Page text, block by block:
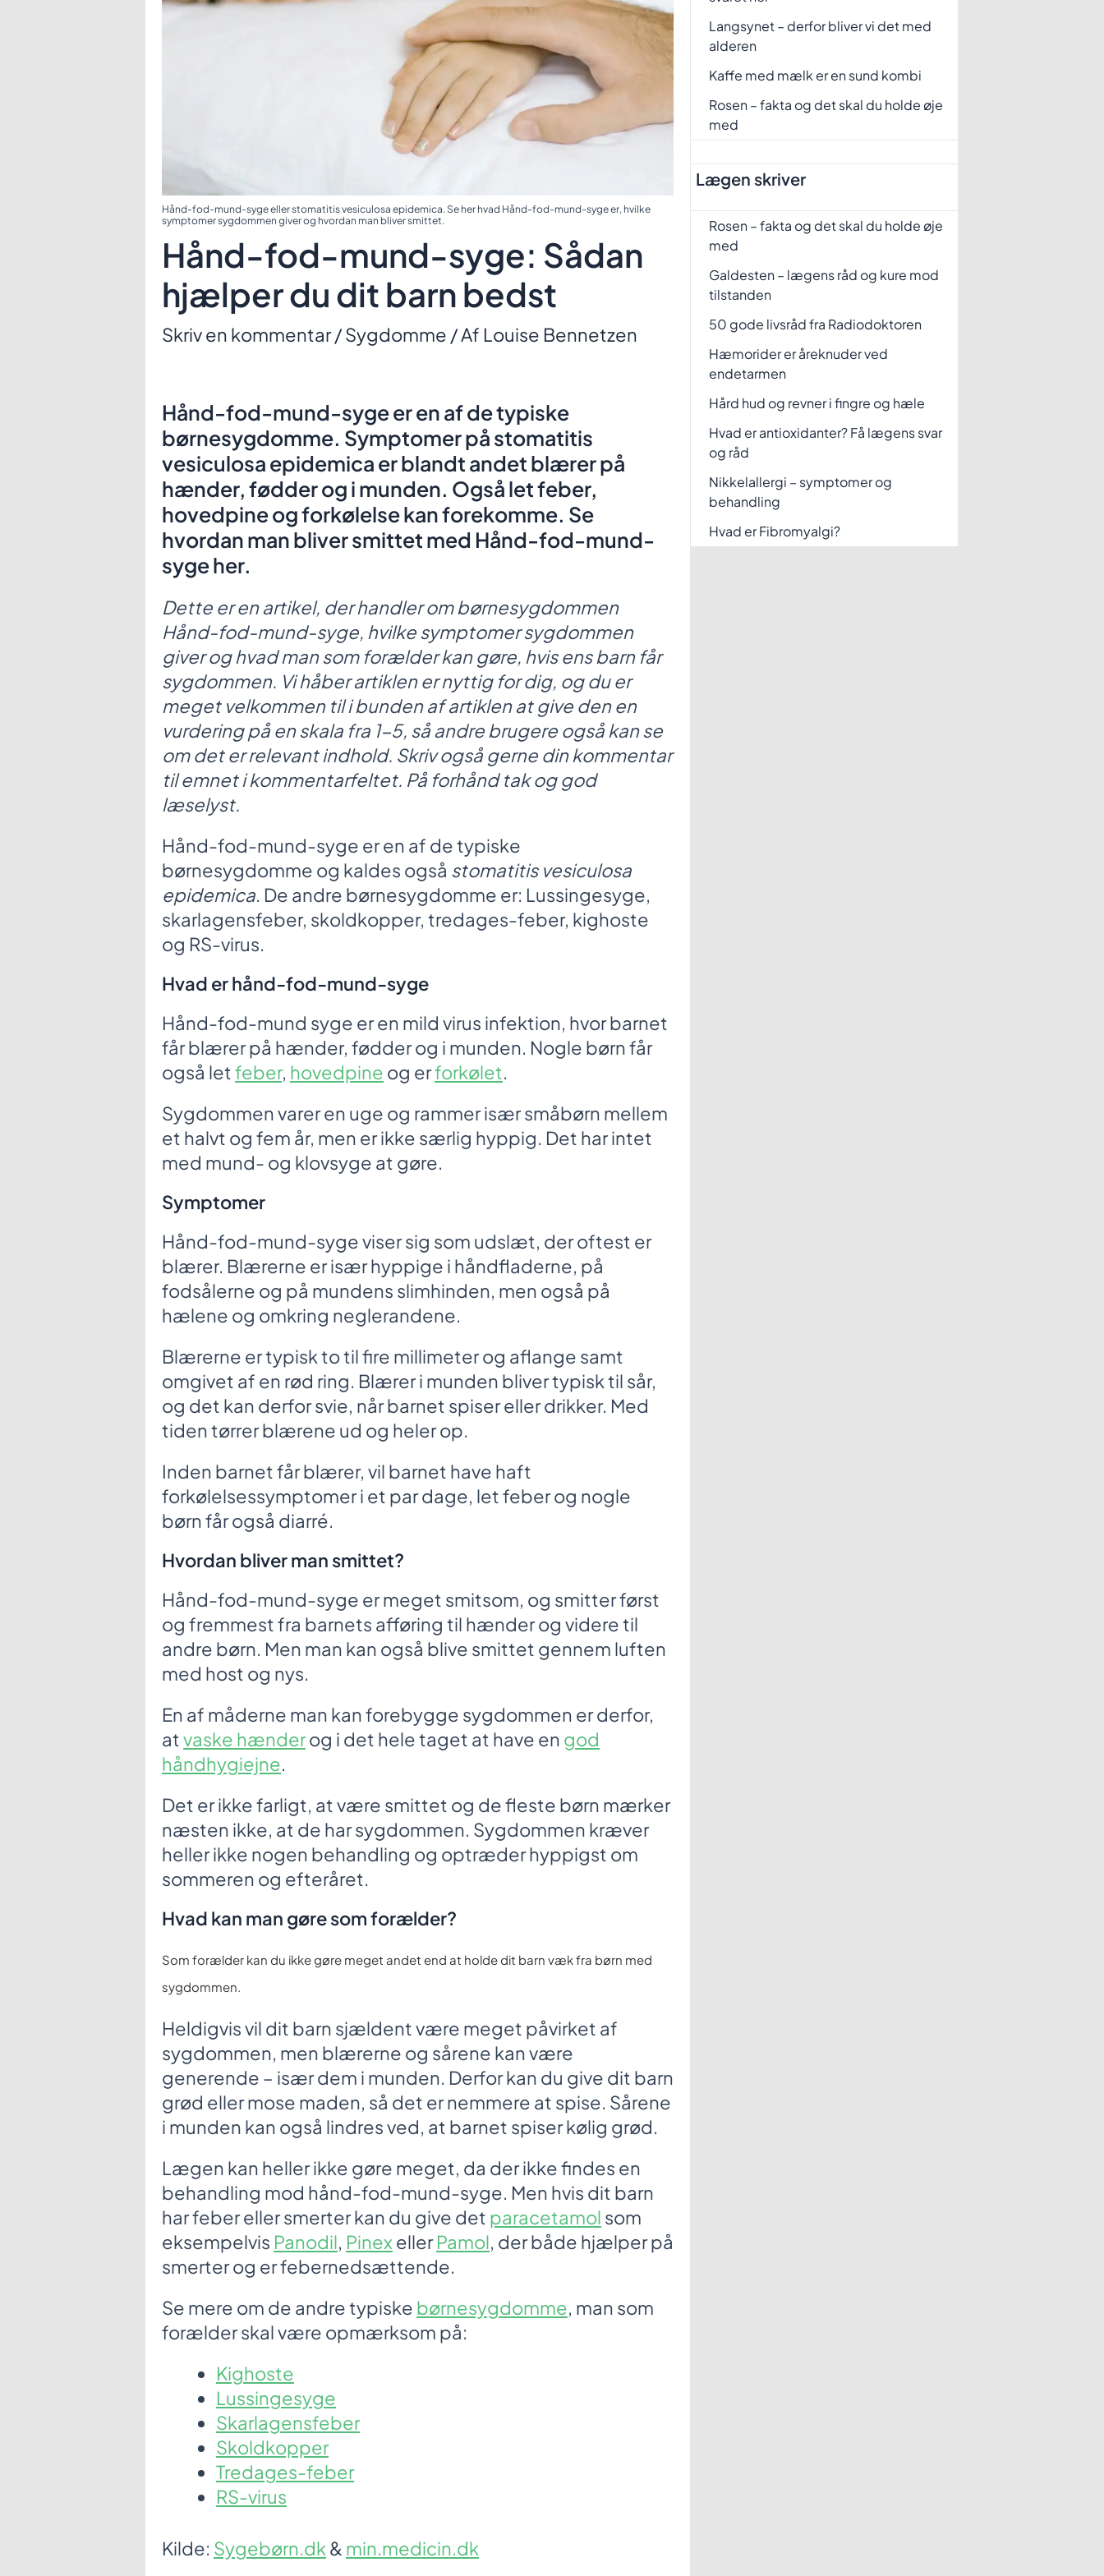
Hånd-fod-mund-syge eller stomatitis vesiculosa epidemica. Se her hvad Hånd-fod-mund-syge er, hvilke
symptomer sygdommen giver og hvordan man bliver smittet.
Hånd-fod-mund-syge: Sådan
hjælper du dit barn bedst
Skriv en kommentar/Sygdomme / Af Louise Bennetzen
Hånd-fod-mund-syge er en af de typiske
børnesygdomme. Symptomer på stomatitis
vesiculosa epidemica er blandt andet blærer på
hænder, fødder og i munden. Også let feber,
hovedpine og forkølelse kan forekomme. Se
hvordan man bliver smittet med Hånd-fod-mund-
syge her.
Dette er en artikel, der handler om børnesygdommen
Hånd-fod-mund-syge, hvilke symptomer sygdommen
giver og hvad man som forælder kan gøre, hvis ens barn får
sygdommen. Vi håber artiklen er nyttig for dig, og du er
meget velkommen til i bunden af artiklen at give den en
vurdering på en skala fra 1-5, så andre brugere også kan se
om det er relevant indhold. Skriv også gerne din kommentar
til emnet i kommentarfeltet. På forhånd tak og god
læselyst.
Hånd-fod-mund-syge er en af de typiske
børnesygdomme og kaldes også stomatitis vesiculosa
epidemica. De andre børnesygdomme er: Lussingesyge,
skarlagensfeber, skoldkopper, tredages-feber, kighoste
og RS-virus.
Hvad er hånd-fod-mund-syge
Hånd-fod-mund syge er en mild virus infektion, hvor barnet
får blærer på hænder, fødder og i munden. Nogle børn får
også letfeber, hovedpine og erforkølet.
Sygdommen varer en uge og rammer især småbørn mellem
et halvt og fem år, men er ikke særlig hyppig. Det har intet
med mund- og klovsyge at gøre.
Symptomer
Hånd-fod-mund-syge viser sig som udslæt, der oftest er
blærer. Blærerne er især hyppige i håndfladerne, på
fodsålerne og på mundens slimhinden, men også på
hælene og omkring neglerandene.
Blærerne er typisk to til fire millimeter og aflange samt
omgivet af en rød ring. Blærer i munden bliver typisk til sår,
og det kan derfor svie, når barnet spiser eller drikker. Med
tiden tørrer blærene ud og heler op.
Inden barnet får blærer, vil barnet have haft
forkølelsessymptomer i et par dage, let feber og nogle
børn får også diarré.
Hvordan bliver man smittet?
Hånd-fod-mund-syge er meget smitsom, og smitter først
og fremmest fra barnets afføring til hænder og videre til
andre børn. Men man kan også blive smittet gennem luften
med host og nys.
En af måderne man kan forebygge sygdommen er derfor,
atvaske hænderog i det hele taget at have en god
håndhygiejne.
Det er ikke farligt, at være smittet og de fleste børn mærker
næsten ikke, at de har sygdommen. Sygdommen kræver
heller ikke nogen behandling og optræder hyppigst om
sommeren og efteråret.
Hvad kan man gøre som forælder?
Som forælder kan du ikke gøre meget andet end at holde dit barn væk fra børn med
sygdommen.
Heldigvis vil dit barn sjældent være meget påvirket af
sygdommen, men blærerne og sårene kan være
generende – især dem i munden. Derfor kan du give dit barn
grød eller mose maden, så det er nemmere at spise. Sårene
i munden kan også lindres ved, at barnet spiser kølig grød.
Lægen kan heller ikke gøre meget, da der ikke findes en
behandling mod hånd-fod-mund-syge. Men hvis dit barn
har feber eller smerter kan du give det paracetamol som
eksempelvis Panodil, PinexellerPamol, der både hjælper på
smerter og er febernedsættende.
Se mere om de andre typiske børnesygdomme, man som
forælder skal være opmærksom på:
Kighoste
Lussingesyge
Skarlagensfeber
Skoldkopper
Tredages-feber
RS-virus
Kilde: Sygebørn.dk & min.medicin.dk
Langsynet – derfor bliver vi det med
alderen
Kaffe med mælk er en sund kombi
Rosen – fakta og det skal du holde øje
med
Lægen skriver
Rosen – fakta og det skal du holde øje
med
Galdesten – lægens råd og kure mod
tilstanden
50 gode livsråd fra Radiodoktoren
Hæmorider er åreknuder ved
endetarmen
Hård hud og revner i fingre og hæle
Hvad er antioxidanter? Få lægens svar
og råd
Nikkelallergi – symptomer og
behandling
Hvad er Fibromyalgi?